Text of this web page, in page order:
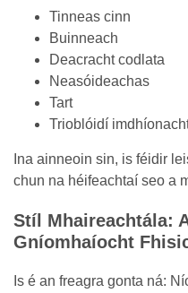
Tinneas cinn
Buinneach
Deacracht codlata
Neasóideachas
Tart
Trioblóidí
Ina ainneoin sin, is féidir
chun na héifeachtaí seo a
Stíl Mhaireachtála:
Gníomhaíocht
Is é an freagra gonta ná: